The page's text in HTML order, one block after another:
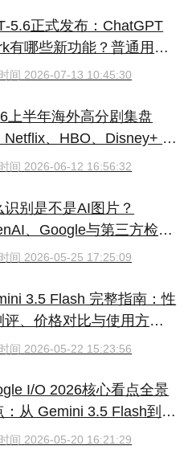
正式发布：ChatGPT
有哪些新功能？普通用户
升级吗
间 2026-07-13 10:45:30
上半年海外高分剧集盘
Netflix、HBO、Disney+ 哪
款必追？（附国内超划算
间 2026-06-12 16:56:32
识别是不是AI图片？
、Google与第三方检测
对比
间 2026-05-25 17:25:09
3.5 Flash 完整指南：性
评、价格对比与使用方法
）
间 2026-05-22 15:23:56
I/O 2026核心看点全景
：从 Gemini 3.5 Flash到全
智能体生态
间 2026-05-20 16:21:29